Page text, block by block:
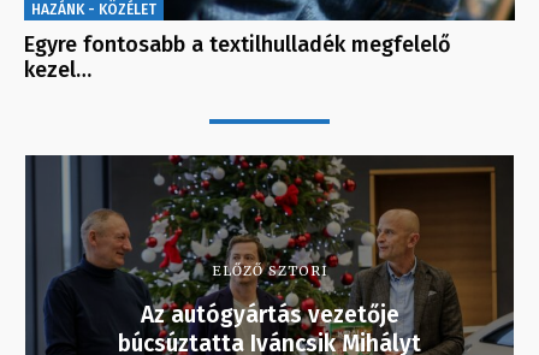
HAZÁNK - KÖZÉLET
Egyre fontosabb a textilhulladék megfelelő
kezel…
ELŐZŐ SZTORI
Az autógyártás vezetője
búcsúztatta Iváncsik Mihályt